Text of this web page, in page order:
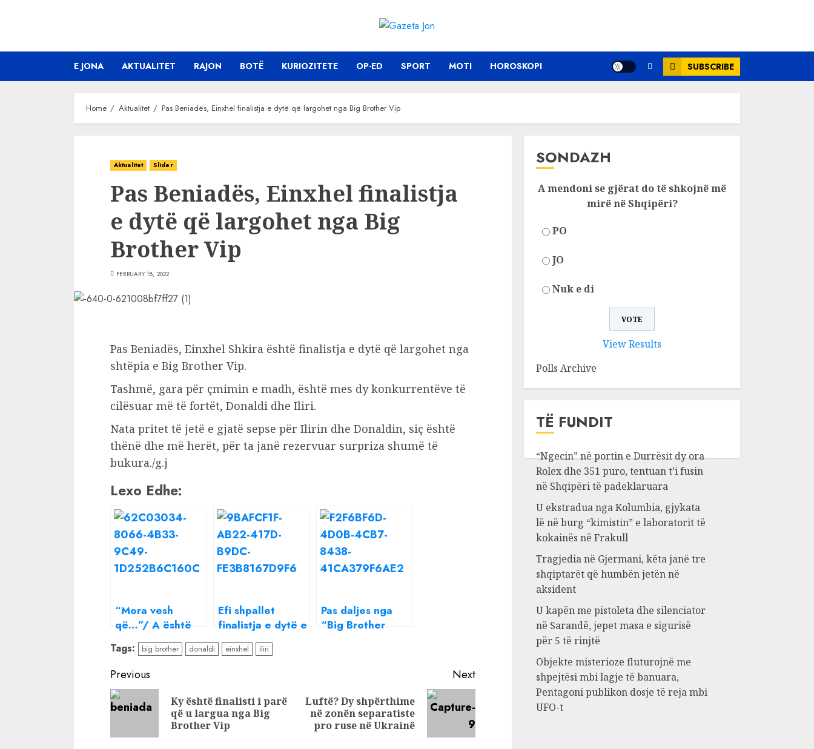
E JONA AKTUALITET RAJON BOTË KURIOZITETE OP-ED SPORT MOTI HOROSKOPI SUBSCRIBE
Home Aktualitet Pas Beniadës, Einxhel finalistja e dytë që largohet nga Big Brother Vip
Aktualitet Slider
Pas Beniadës, Einxhel finalistja
e dytë që largohet nga Big
Brother Vip
FEBRUARY 18, 2022
Pas Beniadës, Einxhel Shkira është finalistja e dytë që largohet nga
shtëpia e Big Brother Vip.
Tashmë, gara për çmimin e madh, është mes dy konkurrentëve të
cilësuar më të fortët, Donaldi dhe Iliri.
Nata pritet të jetë e gjatë sepse për Ilirin dhe Donaldin, siç është
thënë dhe më herët, për ta janë rezervuar surpriza shumë të
bukura./g.j
Lexo Edhe:
“Mora vesh
që…”/ A është
krisur vërtetë
miqësia mes
Einxhel Shkirës
dhe Beniada
Nishanit? Ish-
finalistja e Big
Brother Vip habit
me deklaratën
Efi shpallet
finalistja e dytë e
BBV, largohen
Kiara dhe Bledi
Pas daljes nga
“Big Brother
Tags: big brother donaldi einxhel iliri
Continue
Reading
Previous
Previous
post:
Ky është finalisti i parë
që u largua nga Big
Brother Vip
Next
Next
post:
Luftë? Dy shpërthime
në zonën separatiste
pro ruse në Ukrainë
SONDAZH
A mendoni se gjërat do të shkojnë më
mirë në Shqipëri?
PO
JO
Nuk e di
View Results
Polls Archive
TË FUNDIT
“Ngecin” në portin e Durrësit dy ora
Rolex dhe 351 puro, tentuan t’i fusin
në Shqipëri të padeklaruara
U ekstradua nga Kolumbia, gjykata
lë në burg “kimistin” e laboratorit të
kokainës në Frakull
Tragjedia në Gjermani, këta janë tre
shqiptarët që humbën jetën në
aksident
U kapën me pistoleta dhe silenciator
në Sarandë, jepet masa e sigurisë
për 5 të rinjtë
Objekte misterioze fluturojnë me
shpejtësi mbi lagje të banuara,
Pentagoni publikon dosje të reja mbi
UFO-t